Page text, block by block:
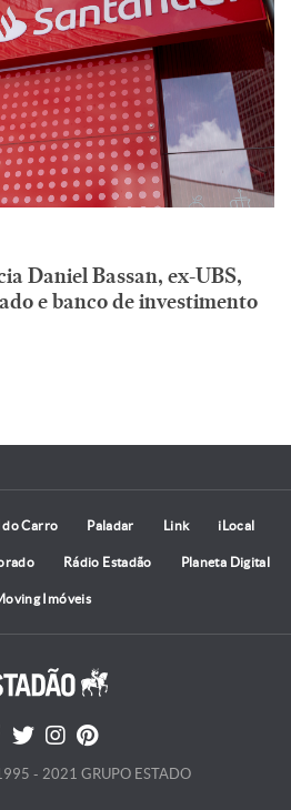
Daniel Bassan, ex-UBS,
e banco de investimento
do Carro Paladar Link iLocal
Rádio Estadão Planeta Digital
Imóveis
- 2021 GRUPO ESTADO